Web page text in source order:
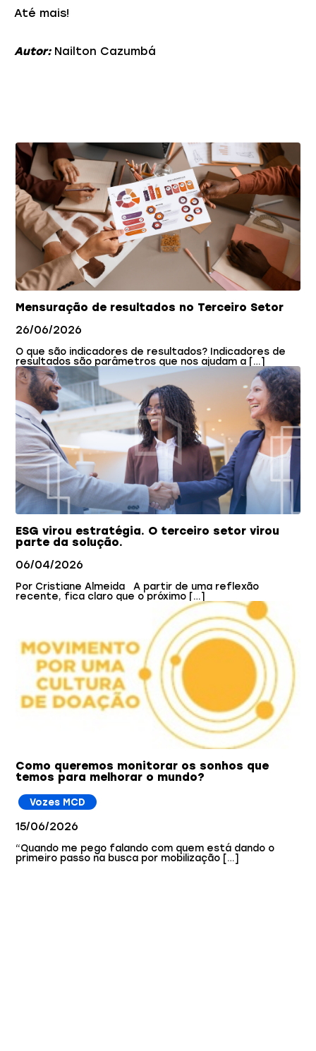
Até mais!
Autor:Nailton Cazumbá
Mensuração de resultados no Terceiro Setor
26/06/2026
O que são indicadores de resultados? Indicadores de
resultados são parâmetros que nos ajudam a […]
ESG virou estratégia. O terceiro setor virou
parte da solução.
06/04/2026
Por Cristiane Almeida A partir de uma reflexão
recente, fica claro que o próximo […]
Como queremos monitorar os sonhos que
temos para melhorar o mundo?
Vozes MCD
15/06/2026
“Quando me pego falando com quem está dando o
primeiro passo na busca por mobilização […]